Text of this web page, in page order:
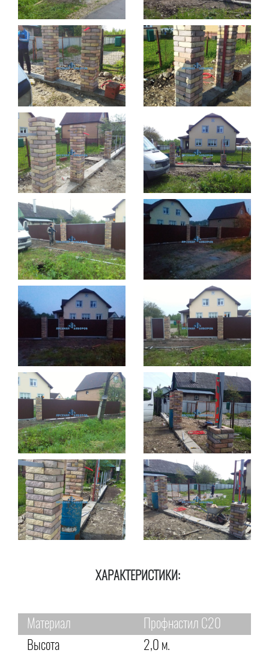
ХАРАКТЕРИСТИКИ:
Материал
Профнастил С20
Высота
2,0 м.